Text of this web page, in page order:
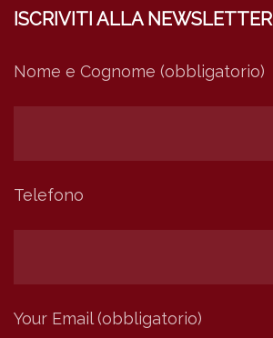
ISCRIVITI ALLA NEWSLETTER
Nome e Cognome (obbligatorio)
Telefono
Your Email (obbligatorio)